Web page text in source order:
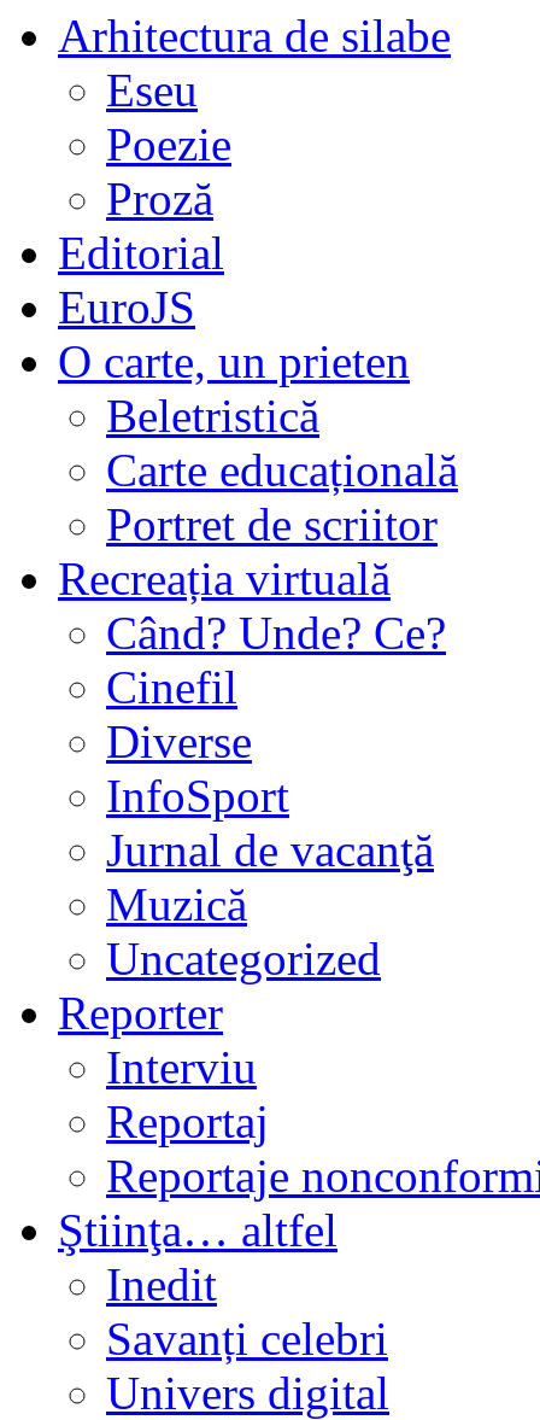
Arhitectura de silabe
Eseu
Poezie
Proză
Editorial
EuroJS
O carte, un prieten
Beletristică
Carte educațională
Portret de scriitor
Recreația virtuală
Când? Unde? Ce?
Cinefil
Diverse
InfoSport
Jurnal de vacanţă
Muzică
Uncategorized
Reporter
Interviu
Reportaj
Reportaje
Ştiinţa… altfel
Inedit
Savanți celebri
Univers digital